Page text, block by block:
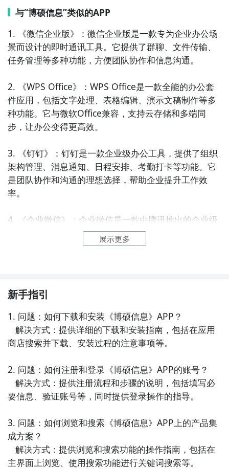
与“博硕信息”类似的APP
1. 《微信企业版》：微信企业版是一款专为企业办公场
景而设计的即时通讯工具。它提供了群聊、文件传输、
任务管理等多种功能，方便团队协作和信息沟通。
2. 《WPS Office》：WPS Office是一款全能的办公套
件应用，包括文字处理、表格编辑、演示文稿制作等多
种功能。它与微软Office兼容，支持云存储和多端同
步，让办公变得更高效。
3. 《钉钉》：钉钉是一款企业级办公工具，提供了组织
架构管理、消息通知、日程安排、考勤打卡等功能。它
是团队协作和沟通的理想选择，帮助企业提升工作效
率。
4. 《企业微信》：企业微信是一款由腾讯推出的企业级
通讯工具。它支持群聊、视频会议、审批流程等功能，
让沟通和协作更加便捷高效。
记应用，支持文字、图片、音频、视频等多种格式的记
录方式。它能帮助用户随时随地进行信息整理和知识管
理。
6. 《Teambition》：Teambition是一款团队协作工
能够帮助团队高效地合作，推动项目的进展。
7. 《印象笔记》：印象笔记是一款强大的笔记应用，支
可以帮助用户轻松管理个人和团队的知识和信息。
8. 《百度网盘》：百度网盘是一款云存储服务应用，提
供了文件备份、共享、下载和在线预览等功能。它能够
展示更多
新手指引
1. 问题：如何下载和安装《博硕信息》APP？
商店搜索并下载、安装过程的注意事项等。
2. 问题：如何注册和登录《博硕信息》APP的账号？
要信息、验证账号等，同时提供登录操作的指导。
3. 问题：如何浏览和搜索《博硕信息》APP上的产品集
成方案？
主界面上浏览、使用搜索功能进行关键词搜索等。